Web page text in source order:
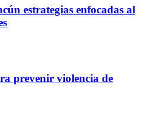
estrategias enfocadas al
prevenir violencia de